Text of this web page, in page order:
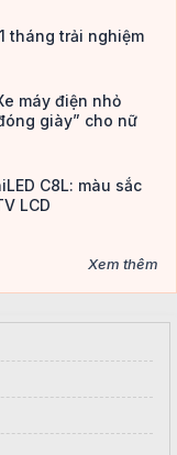
tháng trải nghiệm
máy điện nhỏ
giày” cho nữ
C8L: màu sắc
LCD
Xem thêm